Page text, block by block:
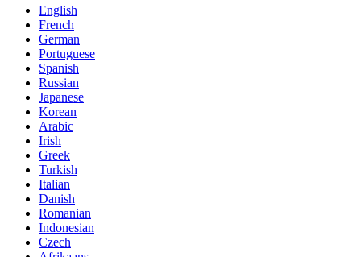
English
French
German
Portuguese
Spanish
Russian
Japanese
Korean
Arabic
Irish
Greek
Turkish
Italian
Danish
Romanian
Indonesian
Czech